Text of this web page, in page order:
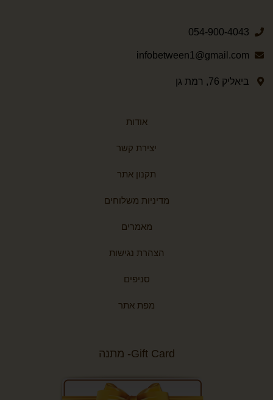
054-900-4043
infobetween1@gmail.com
ביאליק 76, רמת גן
אודות
יצירת קשר
תקנון אתר
מדיניות משלוחים
מאמרים
הצהרת נגישות
סניפים
מפת אתר
Gift Card- מתנה